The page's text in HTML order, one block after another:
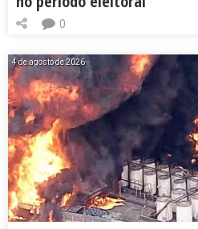
0
4 de agosto de 2026